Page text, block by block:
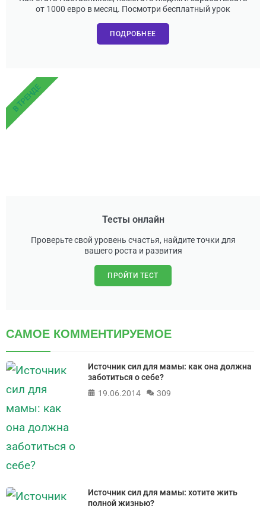
от 1000 евро в месяц. Посмотри бесплатный урок
ПОДРОБНЕЕ
Тесты онлайн
Проверьте свой уровень счастья, найдите точки для
вашего роста и развития
ПРОЙТИ ТЕСТ
В ТРЕНДЕ
САМОЕ КОММЕНТИРУЕМОЕ
Источник сил для мамы: как она должна
заботиться о себе?
19.06.2014
309
Источник сил для мамы: хотите жить
полной жизнью?